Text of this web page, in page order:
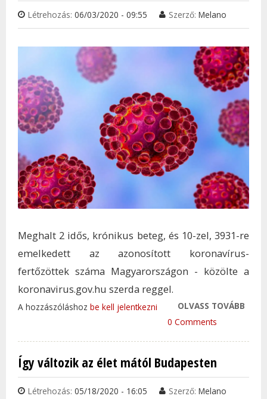
Létrehozás: 06/03/2020 - 09:55 Szerző: Melano
Meghalt 2 idős, krónikus beteg, és 10-zel, 3931-re
emelkedett az azonosított koronavírus-
fertőzöttek száma Magyarországon - közölte a
koronavirus.gov.hu szerda reggel.
OLVASS TOVÁBB
A hozzászóláshoz be kell jelentkezni
0 Comments
Így változik az élet mától Budapesten
Létrehozás: 05/18/2020 - 16:05 Szerző: Melano